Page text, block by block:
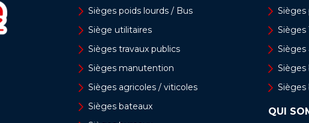
Sièges poids lourds / Bus
Siège utilitaires
Sièges travaux publics
Sièges manutention
Sièges agricoles / viticoles
Sièges bateaux
Sièges
Sièges
Sièges
Sièges
QUI